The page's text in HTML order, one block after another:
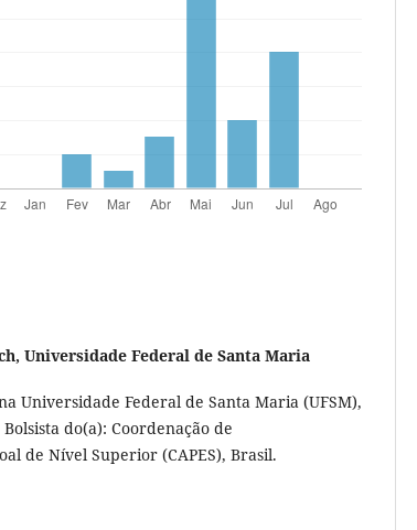
Universidade Federal de Santa Maria
Universidade Federal de Santa Maria (UFSM),
do(a): Coordenação de
de Nível Superior (CAPES), Brasil.